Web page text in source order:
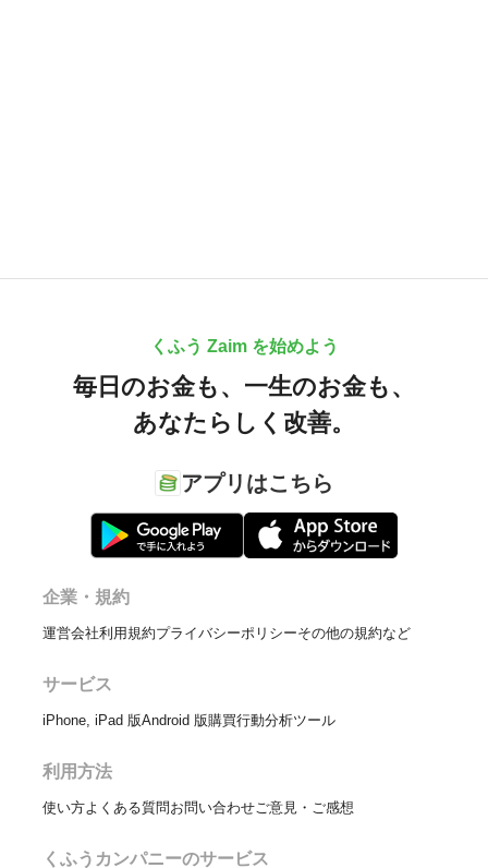
くふう Zaim を始めよう
毎日のお金も、 一生のお金も、
あなたらしく改善。
アプリはこちら
企業・規約
運営会社利用規約プライバシーポリシーその他の規約など
サービス
iPhone, iPad 版Android 版購買行動分析ツール
利用方法
使い方よくある質問お問い合わせご意見・ご感想
くふうカンパニーのサービス